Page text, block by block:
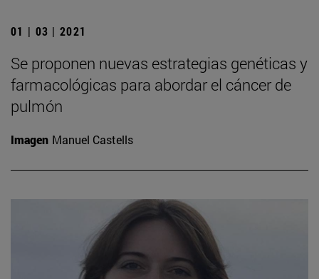
01 | 03 | 2021
Se proponen nuevas estrategias genéticas y
farmacológicas para abordar el cáncer de
pulmón
Imagen Manuel Castells